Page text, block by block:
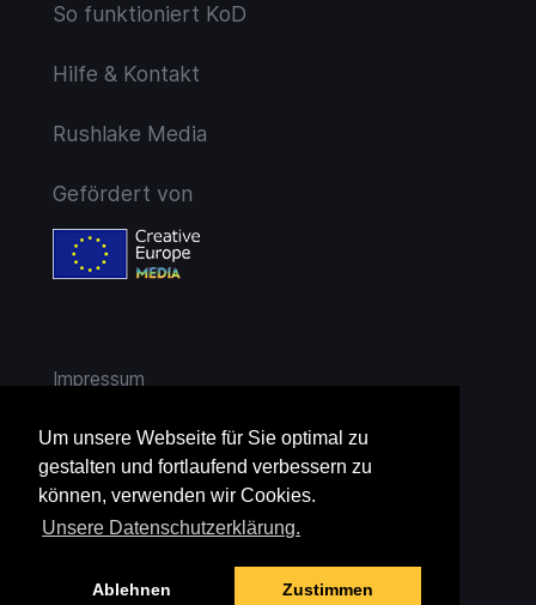
Um unsere Webseite für Sie optimal zu
gestalten und fortlaufend verbessern zu
können, verwenden wir Cookies.
Unsere Datenschutzerklärung.
Ablehnen Zustimmen
So funktioniert KoD
Hilfe & Kontakt
Rushlake Media
Gefördert von
Impressum
AGB
Widerruf